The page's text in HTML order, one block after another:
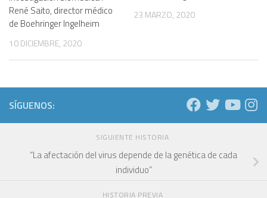
René Saito, director médico
de Boehringer Ingelheim
10 DICIEMBRE, 2020
23 MARZO, 2020
SÍGUENOS:
SIGUIENTE HISTORIA
“La afectación del virus depende de la genética de cada
individuo”
HISTORIA PREVIA